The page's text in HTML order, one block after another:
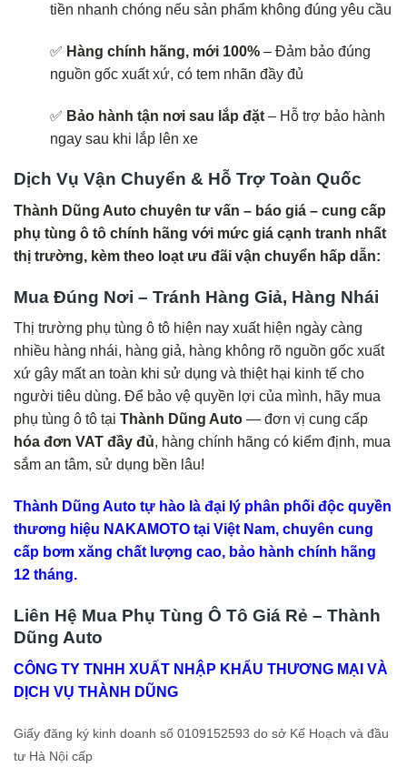
tiền nhanh chóng nếu sản phẩm không đúng yêu cầu
✅ Hàng chính hãng, mới 100% – Đảm bảo đúng
nguồn gốc xuất xứ, có tem nhãn đầy đủ
✅ Bảo hành tận nơi sau lắp đặt – Hỗ trợ bảo hành
ngay sau khi lắp lên xe
Dịch Vụ Vận Chuyển & Hỗ Trợ Toàn Quốc
Thành Dũng Auto chuyên tư vấn – báo giá – cung cấp
phụ tùng ô tô chính hãng với mức giá cạnh tranh nhất
thị trường, kèm theo loạt ưu đãi vận chuyển hấp dẫn:
Mua Đúng Nơi – Tránh Hàng Giả, Hàng Nhái
Thị trường phụ tùng ô tô hiện nay xuất hiện ngày càng
nhiều hàng nhái, hàng giả, hàng không rõ nguồn gốc xuất
xứ gây mất an toàn khi sử dụng và thiệt hại kinh tế cho
người tiêu dùng. Để bảo vệ quyền lợi của mình, hãy mua
phụ tùng ô tô tại Thành Dũng Auto — đơn vị cung cấp
hóa đơn VAT đầy đủ, hàng chính hãng có kiểm định, mua
sắm an tâm, sử dụng bền lâu!
Thành Dũng Auto tự hào là đại lý phân phối độc quyền
thương hiệu NAKAMOTO tại Việt Nam, chuyên cung
cấp bơm xăng chất lượng cao, bảo hành chính hãng
12 tháng.
Liên Hệ Mua Phụ Tùng Ô Tô Giá Rẻ – Thành
Dũng Auto
CÔNG TY TNHH XUẤT NHẬP KHẨU THƯƠNG MẠI VÀ
DỊCH VỤ THÀNH DŨNG
Giấy đăng ký kinh doanh số 0109152593 do sở Kế Hoạch và đầu
tư Hà Nội cấp